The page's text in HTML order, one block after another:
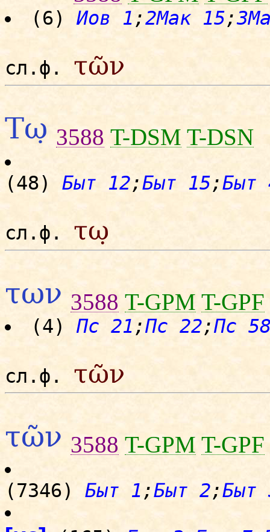
(6) Иов 1 ;2Мак 15;
сл.ф. τῶν
Τω̣ 3588 T-DSM T-DSN
(48) Быт 12;Быт 15;Быт
сл.ф. τω̣
των 3588 T-GPM T-GPF
(4) Пс 21 ;Пс 22;Пс
сл.ф. τῶν
τῶν 3588 T-GPM T-GPF
(7346) Быт 1 ;Быт 2;Быт